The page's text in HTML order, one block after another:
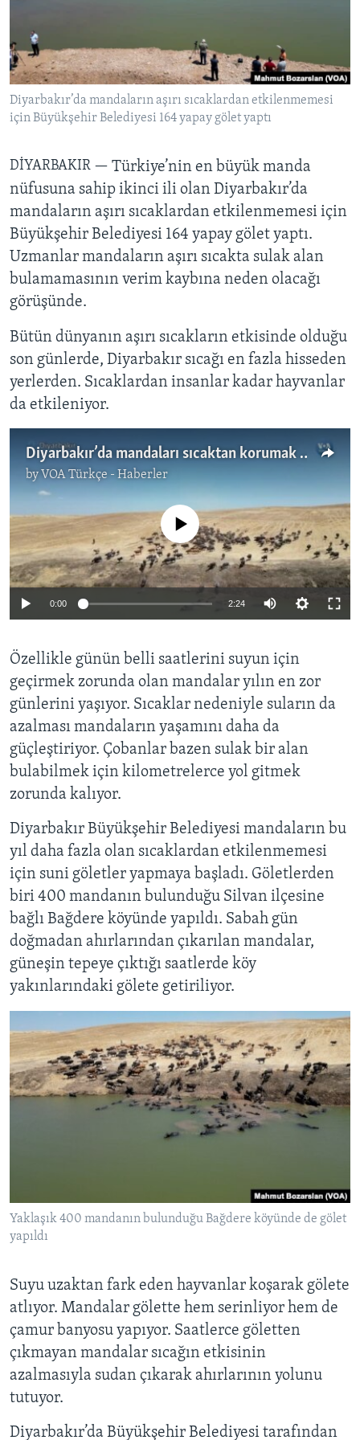
SANAT
Diller
Diyarbakır’da mandaların aşırı sıcaklardan etkilenmemesi
için Büyükşehir Belediyesi 164 yapay gölet yaptı
DİYARBAKIR — Türkiye’nin en büyük manda
nüfusuna sahip ikinci ili olan Diyarbakır’da
mandaların aşırı sıcaklardan etkilenmemesi için
Büyükşehir Belediyesi 164 yapay gölet yaptı.
Uzmanlar mandaların aşırı sıcakta sulak alan
bulamamasının verim kaybına neden olacağı
görüşünde.
Bütün dünyanın aşırı sıcakların etkisinde olduğu
son günlerde, Diyarbakır sıcağı en fazla hisseden
yerlerden. Sıcaklardan insanlar kadar hayvanlar
da etkileniyor.
Diyarbakır’da mandaları sıcaktan korumak için 164 gölet yapıldı
byVOA Türkçe - Haberler
No media source currently available
0:00 2:24
Özellikle günün belli saatlerini suyun için
geçirmek zorunda olan mandalar yılın en zor
günlerini yaşıyor. Sıcaklar nedeniyle suların da
azalması mandaların yaşamını daha da
güçleştiriyor. Çobanlar bazen sulak bir alan
bulabilmek için kilometrelerce yol gitmek
zorunda kalıyor.
Diyarbakır Büyükşehir Belediyesi mandaların bu
yıl daha fazla olan sıcaklardan etkilenmemesi
için suni göletler yapmaya başladı. Göletlerden
biri 400 mandanın bulunduğu Silvan ilçesine
bağlı Bağdere köyünde yapıldı. Sabah gün
doğmadan ahırlarından çıkarılan mandalar,
güneşin tepeye çıktığı saatlerde köy
yakınlarındaki gölete getiriliyor.
Yaklaşık 400 mandanın bulunduğu Bağdere köyünde de gölet
yapıldı
Suyu uzaktan fark eden hayvanlar koşarak gölete
atlıyor. Mandalar gölette hem serinliyor hem de
çamur banyosu yapıyor. Saatlerce göletten
çıkmayan mandalar sıcağın etkisinin
azalmasıyla sudan çıkarak ahırlarının yolunu
tutuyor.
Diyarbakır’da Büyükşehir Belediyesi tarafından